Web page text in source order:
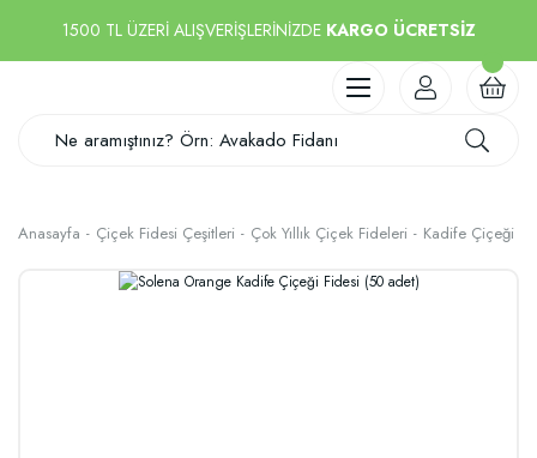
1500 TL ÜZERİ ALIŞVERİŞLERİNİZDE KARGO ÜCRETSİZ
Anasayfa Çiçek Fidesi Çeşitleri Çok Yıllık Çiçek Fideleri Kadife Çiçeği